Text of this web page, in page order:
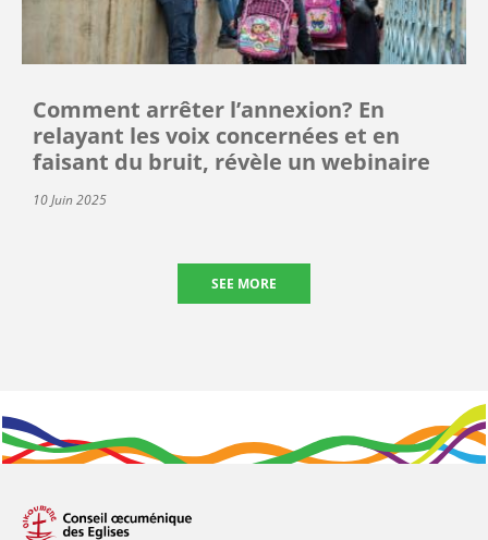
Comment arrêter l’annexion? En
relayant les voix concernées et en
faisant du bruit, révèle un webinaire
10 Juin 2025
SEE MORE